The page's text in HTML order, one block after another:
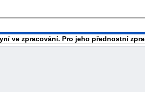
ve zpracování. Pro jeho přednostní